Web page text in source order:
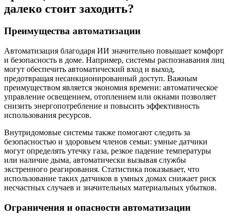
далеко стоит заходить?
Преимущества автоматизации
Автоматизация благодаря ИИ значительно повышает комфорт
и безопасность в доме. Например, системы распознавания лиц
могут обеспечить автоматический вход и выход,
предотвращая несанкционированный доступ. Важным
преимуществом является экономия времени: автоматическое
управление освещением, отоплением или окнами позволяет
снизить энергопотребление и повысить эффективность
использования ресурсов.
Внутридомовые системы также помогают следить за
безопасностью и здоровьем членов семьи: умные датчики
могут определять утечку газа, резкое падение температуры
или наличие дыма, автоматически вызывая службы
экстренного реагирования. Статистика показывает, что
использование таких датчиков в умных домах снижает риск
несчастных случаев и значительных материальных убытков.
Ограничения и опасности автоматизации